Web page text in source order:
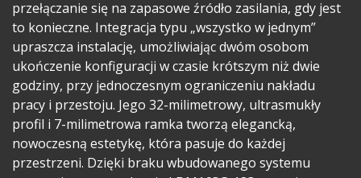
przełączanie się na zapasowe źródło zasilania, gdy jest
to konieczne. Integracja typu „wszystko w jednym”
upraszcza instalację, umożliwiając dwóm osobom
ukończenie konfiguracji w czasie krótszym niż dwie
godziny, przy jednoczesnym ograniczeniu nakładu
pracy i przestoju. Jego 32-milimetrowy, ultrasmukły
profil i 7-milimetrowa ramka tworzą elegancką,
nowoczesną estetykę, która pasuje do każdej
przestrzeni. Dzięki braku wbudowanego systemu